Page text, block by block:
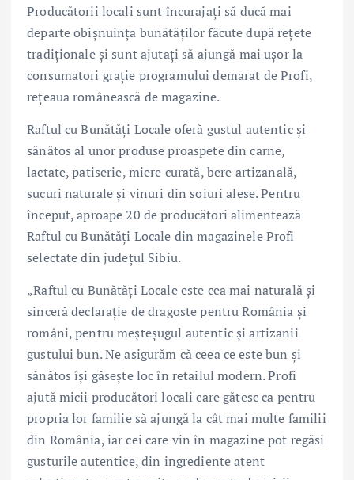
Producătorii locali sunt încurajați să ducă mai
departe obișnuința bunătăților făcute după rețete
tradiționale și sunt ajutați să ajungă mai ușor la
consumatori grație programului demarat de Profi,
rețeaua românească de magazine.
Raftul cu Bunătăți Locale oferă gustul autentic și
sănătos al unor produse proaspete din carne,
lactate, patiserie, miere curată, bere artizanală,
sucuri naturale și vinuri din soiuri alese. Pentru
început, aproape 20 de producători alimentează
Raftul cu Bunătăți Locale din magazinele Profi
selectate din județul Sibiu.
„Raftul cu Bunătăți Locale este cea mai naturală și
sinceră declarație de dragoste pentru România și
români, pentru meșteșugul autentic și artizanii
gustului bun. Ne asigurăm că ceea ce este bun și
sănătos își găsește loc în retailul modern. Profi
ajută micii producători locali care gătesc ca pentru
propria lor familie să ajungă la cât mai multe familii
din România, iar cei care vin în magazine pot regăsi
gusturile autentice, din ingrediente atent